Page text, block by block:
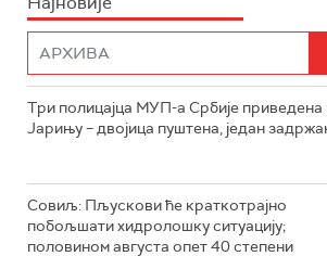
Три полицајца МУП-а Србије приведена
Јарињу – двојица пуштена, један
Совиљ: Пљускови ће краткотрајно
побољшати хидролошку ситуацију;
половином августа опет 40 степени